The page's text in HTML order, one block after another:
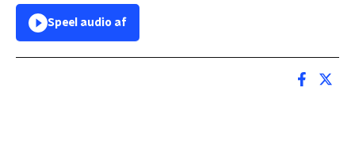
Speel audio af